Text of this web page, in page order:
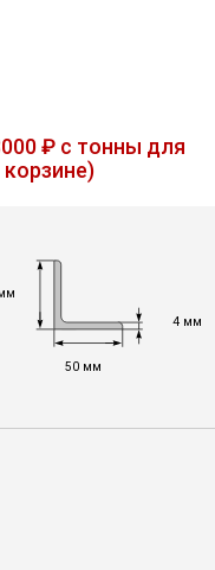
₽ с тонны для
50 мм
4 мм